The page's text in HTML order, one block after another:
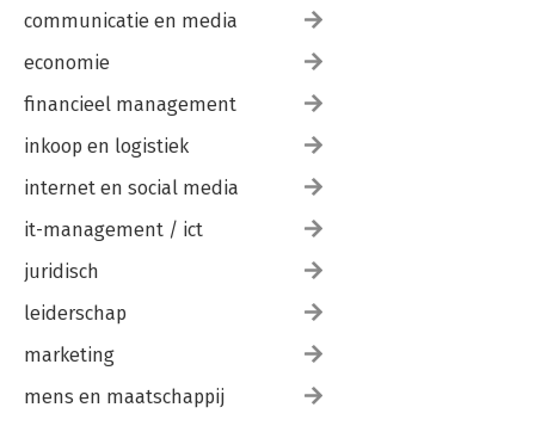
communicatie en media
economie
financieel management
inkoop en logistiek
internet en social media
it-management / ict
juridisch
leiderschap
marketing
mens en maatschappij